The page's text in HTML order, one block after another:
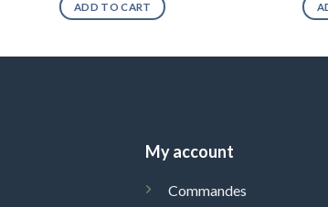
ADD TO CART
My account
Commandes